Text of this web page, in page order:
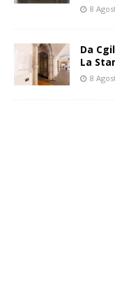
8
Da
La
8